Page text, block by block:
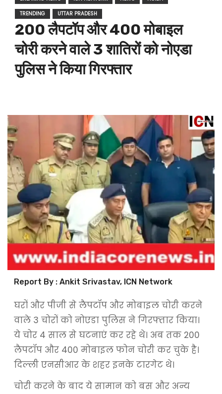
TRENDING
UTTAR PRADESH
200 लैपटॉप और 400 मोबाइल
चोरी करने वाले 3 शातिरों को नोएडा
पुलिस ने किया गिरफ्तार
Report By : Ankit Srivastav, ICN Network
घरों और पीजी से लैपटॉप और मोबाइल चोरी करने
वाले 3 चोरों को नोएडा पुलिस ने गिरफ्तार किया।
ये चोर 4 साल से घटनाएं कर रहे थे। अब तक 200
लैपटॉप और 400 मोबाइल फोन चोरी कर चुके है।
दिल्ली एनसीआर के शहर इनके टारगेट थे।
चोरी करने के बाद ये सामान को बस और अन्य